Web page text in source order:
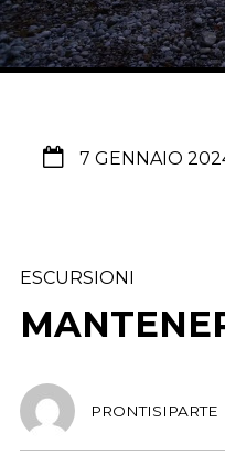
7 GENNAIO
ESCURSIONI
PRONTISIPARTE